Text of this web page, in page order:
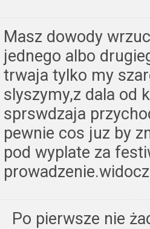
Masz dowody
jednego albo
trwaja tylko my
slyszymy,z dala od
sprswdzaja
pewnie cos juz by
pod wyplate za
Po pierwsze nie